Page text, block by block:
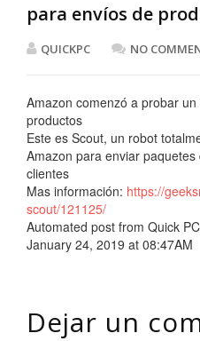
para envíos de
QUICKPC NO
Amazon comenzó a probar
productos
Este es Scout, un robot
Amazon para enviar
clientes
Mas información: https://
scout/121125/
Automated post from Quick
January 24, 2019 at 08:47AM
Dejar un